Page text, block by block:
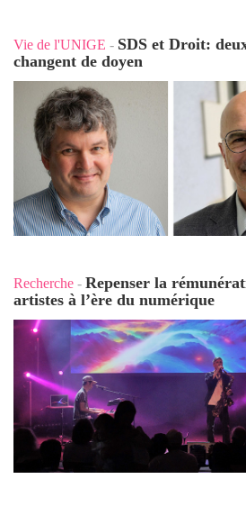
Vie de l'UNIGE - SDS et Droit:
changent de doyen
Recherche - Repenser la
artistes à l’ère du numérique